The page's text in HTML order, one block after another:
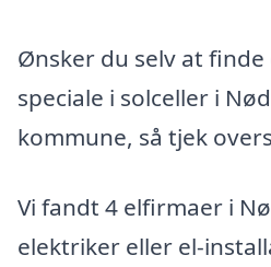
Ønsker du selv at
speciale i solceller i
kommune, så tjek
Vi fandt 4 elfirmaer i
elektriker eller el-